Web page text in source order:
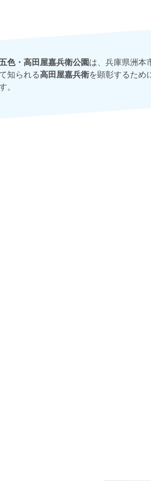
色・高田屋嘉兵衛公園は、兵庫県洲本
知られる高田屋嘉兵衛を顕彰するため
。